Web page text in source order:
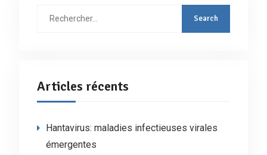
Articles récents
Hantavirus: maladies infectieuses virales
émergentes